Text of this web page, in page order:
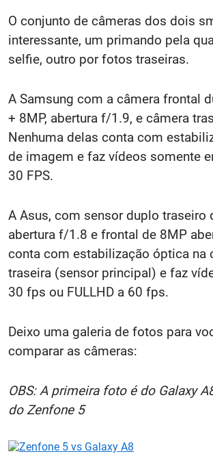
O conjunto de câmeras dos dois
interessante, um primando pela
selfie, outro por fotos traseiras.
A Samsung com a câmera frontal
+ 8MP, abertura f/1.9, e câmera
Nenhuma delas conta com
de imagem e faz vídeos somente
30 FPS.
A Asus, com sensor duplo traseiro
abertura f/1.8 e frontal de 8MP
conta com estabilização óptica na
traseira (sensor principal) e faz
30 fps ou FULLHD a 60 fps.
Deixo uma galeria de fotos para
comparar as câmeras:
OBS: A primeira foto é do Galaxy
do Zenfone 5